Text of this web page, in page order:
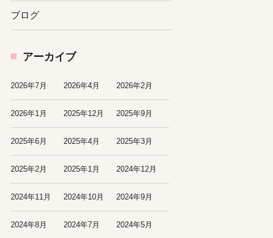
ブログ
アーカイブ
2026年7月 2026年4月 2026年2月
2026年1月 2025年12月 2025年9月
2025年6月 2025年4月 2025年3月
2025年2月 2025年1月 2024年12月
2024年11月 2024年10月 2024年9月
2024年8月 2024年7月 2024年5月